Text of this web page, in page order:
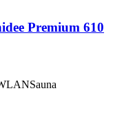
Premium 610
Sauna